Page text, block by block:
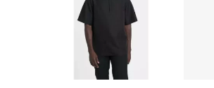
Las
opciones
pueden